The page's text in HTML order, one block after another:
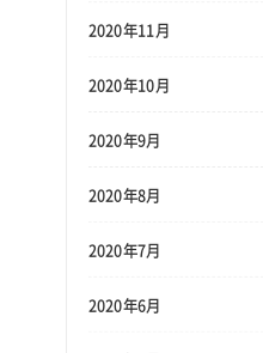
2020年11月
2020年10月
2020年9月
2020年8月
2020年7月
2020年6月